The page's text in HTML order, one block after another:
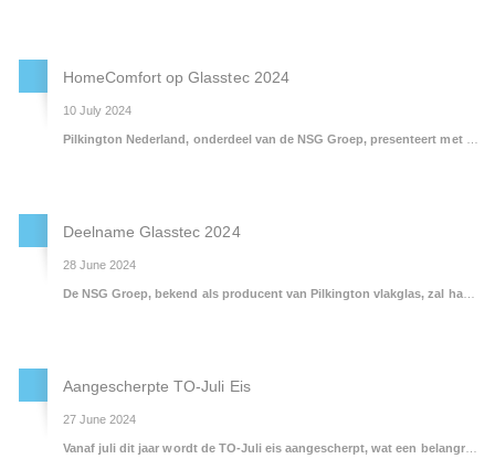
HomeComfort op Glasstec 2024
10 July 2024
Deelname Glasstec 2024
28 June 2024
De NSG Groep, bekend als producent van Pilkington vlakglas, zal haar nieuwste innovaties presenteren op Glasstec 2024, de leidende vakbeurs voor de glasindustrie, die plaatsvindt in Düsseldorf van 22 tot 25 oktober 2024.
Aangescherpte TO-Juli Eis
27 June 2024
Vanaf juli dit jaar wordt de TO-Juli eis aangescherpt, wat een belangrijke verandering in de regelgeving voor nieuwbouwwoningen betekent. Bij deze eis wordt niet alleen gekeken naar de energieprestatie van een gebouw (de bekende BENG-eisen), maar ook naar het risico op oververhitting in de zomermaanden. Simpel gezegd, de TO-Juli berekening helpt te bepalen hoe groot de kans is dat het in een huis te warm wordt in juli. Deze eis bestaat al langer, maar wordt dit jaar strenger.